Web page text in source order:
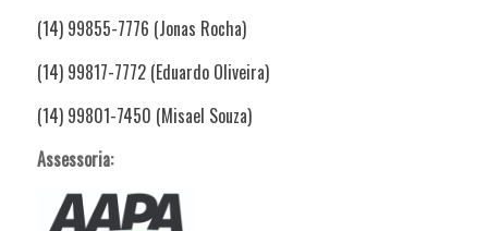
(14) 99855-7776 (Jonas Rocha)
(14) 99817-7772 (Eduardo Oliveira)
(14) 99801-7450 (Misael Souza)
Assessoria: